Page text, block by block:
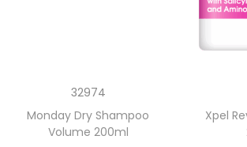
32974
Monday Dry Shampoo
Volume 200ml
Xpel